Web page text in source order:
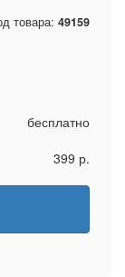
товара: 49159
бесплатно
399 р.